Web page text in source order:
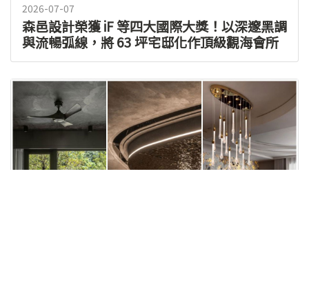
2026-07-07
森邑設計榮獲 iF 等四大國際大獎！以深邃黑調
與流暢弧線，將 63 坪宅邸化作頂級觀海會所